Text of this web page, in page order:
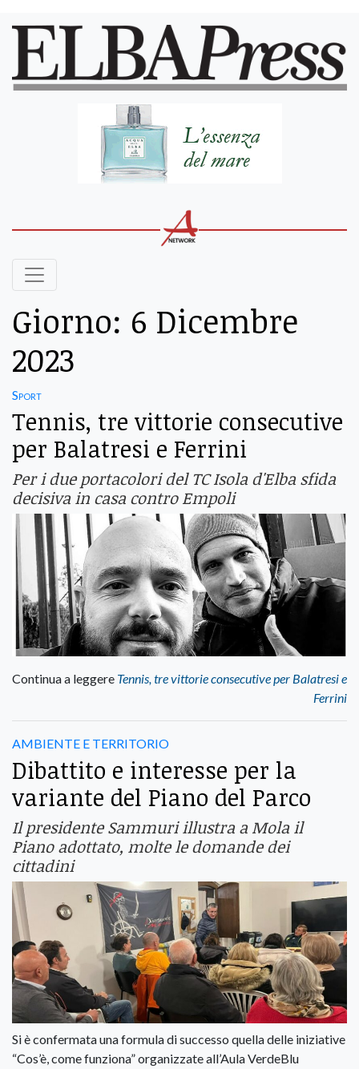
Giorno: 6 Dicembre
2023
Sport
Tennis, tre vittorie consecutive
per Balatresi e Ferrini
Per i due portacolori del TC Isola d'Elba sfida
decisiva in casa contro Empoli
Continua a leggere Tennis, tre vittorie consecutive per Balatresi e
Ferrini
AMBIENTE E TERRITORIO
Dibattito e interesse per la
variante del Piano del Parco
Il presidente Sammuri illustra a Mola il
Piano adottato, molte le domande dei
cittadini
Si è confermata una formula di successo quella delle iniziative
“Cos’è, come funziona” organizzate all’Aula VerdeBlu